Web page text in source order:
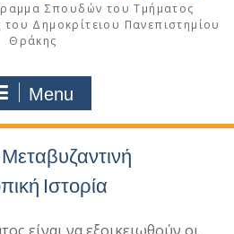
Σπουδών του Τμήματος
του Δημοκρίτειου Πανεπιστημίου
Θράκης
Menu
Ιστορία